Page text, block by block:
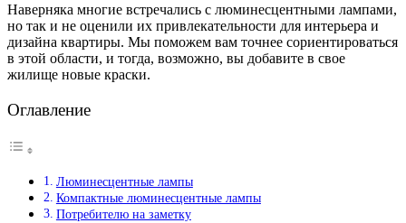
Наверняка многие встречались с люминесцентными лампами,
но так и не оценили их привлекательности для интерьера и
дизайна квартиры. Мы поможем вам точнее сориентироваться
в этой области, и тогда, возможно, вы добавите в свое
жилище новые краски.
Оглавление
Люминесцентные лампы
Компактные люминесцентные лампы
Потребителю на заметку